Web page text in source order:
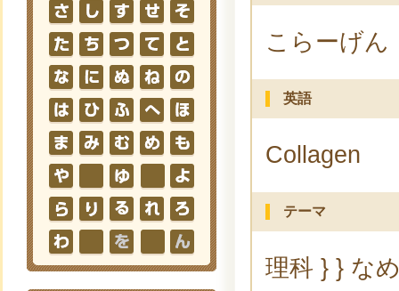
こらーげん
英語
Collagen
テーマ
理科 } } な